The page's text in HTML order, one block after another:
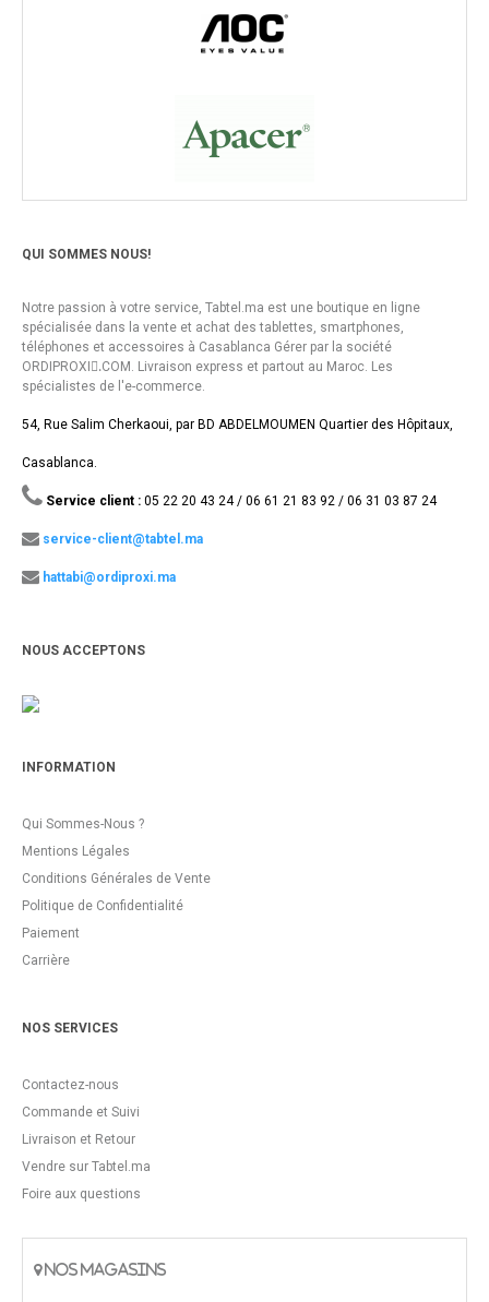
QUI SOMMES NOUS!
Notre passion à votre service, Tabtel.ma est une boutique en ligne
spécialisée dans la vente et achat des tablettes, smartphones,
téléphones et accessoires à Casablanca Gérer par la société
ORDIPROXI.ِCOM. Livraison express et partout au Maroc. Les
spécialistes de l'e-commerce.
54, Rue Salim Cherkaoui, par BD ABDELMOUMEN Quartier des Hôpitaux,
Casablanca.
Service client : 05 22 20 43 24 / 06 61 21 83 92 / 06 31 03 87 24
service-client@tabtel.ma
hattabi@ordiproxi.ma
NOUS ACCEPTONS
INFORMATION
Qui Sommes-Nous ?
Mentions Légales
Conditions Générales de Vente
Politique de Confidentialité
Paiement
Carrière
NOS SERVICES
Contactez-nous
Commande et Suivi
Livraison et Retour
Vendre sur Tabtel.ma
Foire aux questions
NOS MAGASINS